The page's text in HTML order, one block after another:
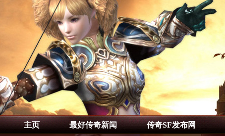
主页 最好传奇新闻 传奇SF发布网